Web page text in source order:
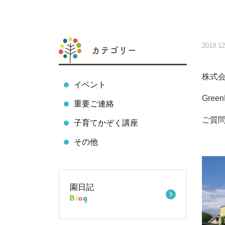
カテゴリー
イベント
重要ご連絡
子育てかぞく講座
その他
園日記
株式
ご質